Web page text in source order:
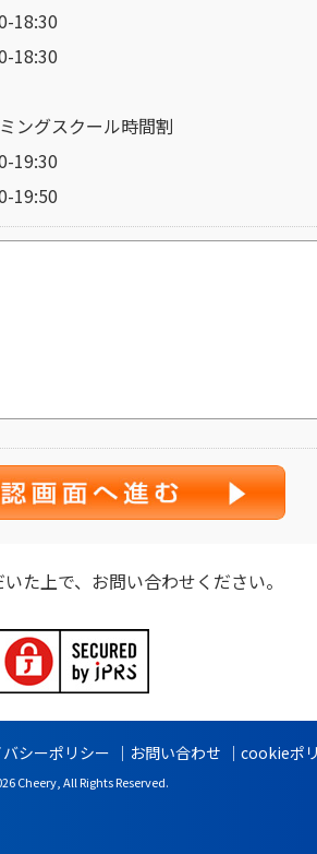
18:30
18:30
ングスクール時間割
19:30
19:50
た上で、お問い合わせください。
シーポリシー お問い合わせ cookieポ
Cheery, All Rights Reserved.